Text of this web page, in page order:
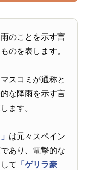
のことを示す言
のを表します。
スコミが通称と
な降雨を示す言
ます。
は元々スペイン
あり、電撃的な
て
「ゲリラ豪